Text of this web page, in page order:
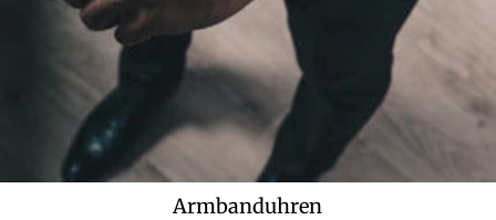
Armbanduhren